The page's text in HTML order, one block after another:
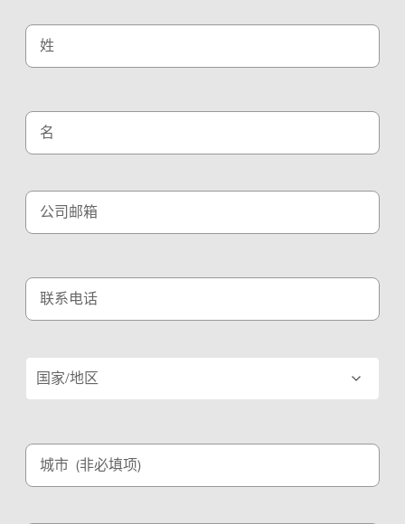
姓
名
公司邮箱
联系电话
国家/地区
城市 (非必填项)